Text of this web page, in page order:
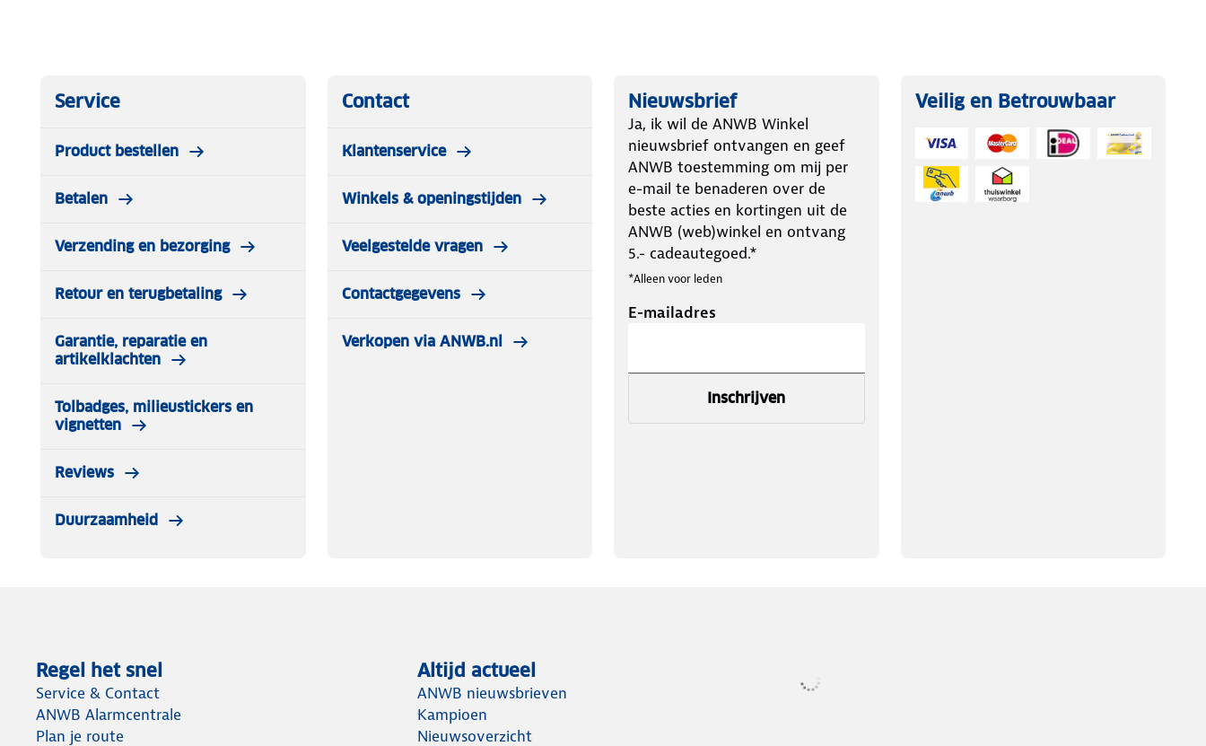
Service
Product bestellen
Betalen
Verzending en bezorging
Retour en terugbetaling
Garantie, reparatie en
artikelklachten
Tolbadges, milieustickers en
vignetten
Reviews
Duurzaamheid
Contact
Klantenservice
Winkels & openingstijden
Veelgestelde vragen
Contactgegevens
Verkopen via ANWB.nl
Nieuwsbrief
Ja, ik wil de ANWB Winkel
nieuwsbrief ontvangen en geef
ANWB toestemming om mij per
e-mail te benaderen over de
beste acties en kortingen uit de
ANWB (web)winkel en ontvang
5.- cadeautegoed.*
*Alleen voor leden
E-mailadres
Inschrijven
Veilig en Betrouwbaar
Regel het snel
Service & Contact
ANWB Alarmcentrale
Plan je route
Altijd actueel
ANWB nieuwsbrieven
Kampioen
Nieuwsoverzicht